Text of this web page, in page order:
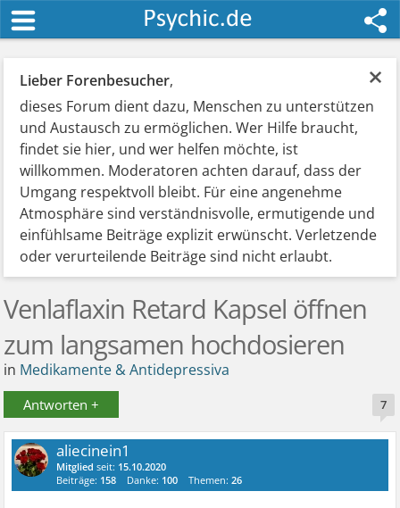
×
Lieber Forenbesucher,
dieses Forum dient dazu, Menschen zu unterstützen
und Austausch zu ermöglichen. Wer Hilfe braucht,
findet sie hier, und wer helfen möchte, ist
willkommen. Moderatoren achten darauf, dass der
Umgang respektvoll bleibt. Für eine angenehme
Atmosphäre sind verständnisvolle, ermutigende und
einfühlsame Beiträge explizit erwünscht. Verletzende
oder verurteilende Beiträge sind nicht erlaubt.
Venlaflaxin Retard Kapsel öffnen
zum langsamen hochdosieren
in Medikamente & Antidepressiva
Antworten + 7
aliecinein1
Mitglied seit: 15.10.2020
Beiträge: 158 Danke: 100 Themen:26